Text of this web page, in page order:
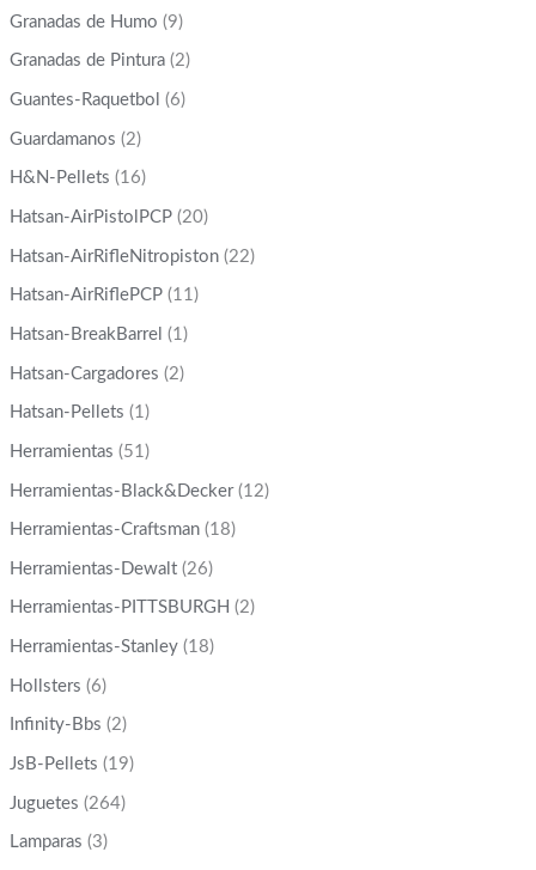
Granadas de Humo (9)
Granadas de Pintura (2)
Guantes-Raquetbol (6)
Guardamanos (2)
H&N-Pellets (16)
Hatsan-AirPistolPCP (20)
Hatsan-AirRifleNitropiston (22)
Hatsan-AirRiflePCP (11)
Hatsan-BreakBarrel (1)
Hatsan-Cargadores (2)
Hatsan-Pellets (1)
Herramientas (51)
Herramientas-Black&Decker (12)
Herramientas-Craftsman (18)
Herramientas-Dewalt (26)
Herramientas-PITTSBURGH (2)
Herramientas-Stanley (18)
Hollsters (6)
Infinity-Bbs (2)
JsB-Pellets (19)
Juguetes (264)
Lamparas (3)